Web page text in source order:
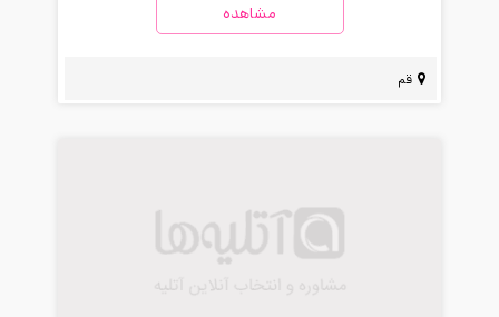
مشاهده
قم